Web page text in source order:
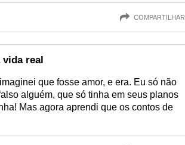
COMPARTILHAR
vida real
que fosse amor, e era. Eu só não
alguém, que só tinha em seus planos
Mas agora aprendi que os contos de